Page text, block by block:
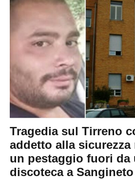
Tragedia sul Tirreno
addetto alla
un pestaggio fuori da
discoteca a Sangineto